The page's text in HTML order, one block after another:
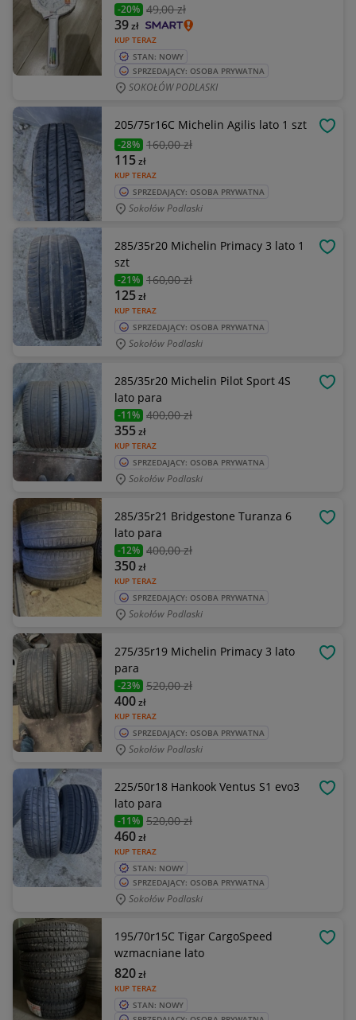
-20% 49,00 zł
KUP TERAZ
39zł
STAN: NOWY
SPRZEDAJĄCY: OSOBA PRYWATNA
SOKOŁÓW PODLASKI
205/75r16C Michelin Agilis lato 1 szt
-28% 160,00 zł
KUP TERAZ
115zł
SPRZEDAJĄCY: OSOBA PRYWATNA
Sokołów Podlaski
285/35r20 Michelin Primacy 3 lato 1
szt
-21% 160,00 zł
KUP TERAZ
125zł
SPRZEDAJĄCY: OSOBA PRYWATNA
Sokołów Podlaski
285/35r20 Michelin Pilot Sport 4S
lato para
-11% 400,00 zł
KUP TERAZ
355zł
SPRZEDAJĄCY: OSOBA PRYWATNA
Sokołów Podlaski
285/35r21 Bridgestone Turanza 6
lato para
-12% 400,00 zł
KUP TERAZ
350zł
SPRZEDAJĄCY: OSOBA PRYWATNA
Sokołów Podlaski
275/35r19 Michelin Primacy 3 lato
para
-23% 520,00 zł
KUP TERAZ
400zł
SPRZEDAJĄCY: OSOBA PRYWATNA
Sokołów Podlaski
225/50r18 Hankook Ventus S1 evo3
lato para
-11% 520,00 zł
KUP TERAZ
460zł
STAN: NOWY
SPRZEDAJĄCY: OSOBA PRYWATNA
Sokołów Podlaski
195/70r15C Tigar CargoSpeed
wzmacniane lato
KUP TERAZ
820zł
STAN: NOWY